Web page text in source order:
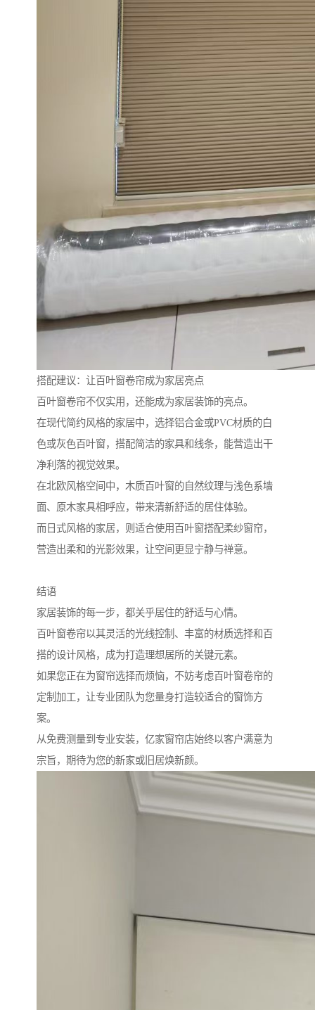
搭配建议：让百叶窗卷帘成为家居亮点
百叶窗卷帘不仅实用，还能成为家居装饰的亮点。
在现代简约风格的家居中，选择铝合金或PVC材质的白
色或灰色百叶窗，搭配简洁的家具和线条，能营造出干
净利落的视觉效果。
在北欧风格空间中，木质百叶窗的自然纹理与浅色系墙
面、原木家具相呼应，带来清新舒适的居住体验。
而日式风格的家居，则适合使用百叶窗搭配柔纱窗帘，
营造出柔和的光影效果，让空间更显宁静与禅意。
结语
家居装饰的每一步，都关乎居住的舒适与心情。
百叶窗卷帘以其灵活的光线控制、丰富的材质选择和百
搭的设计风格，成为打造理想居所的关键元素。
如果您正在为窗帘选择而烦恼，不妨考虑百叶窗卷帘的
定制加工，让专业团队为您量身打造较适合的窗饰方
案。
从免费测量到专业安装，亿家窗帘店始终以客户满意为
宗旨，期待为您的新家或旧居焕新颜。